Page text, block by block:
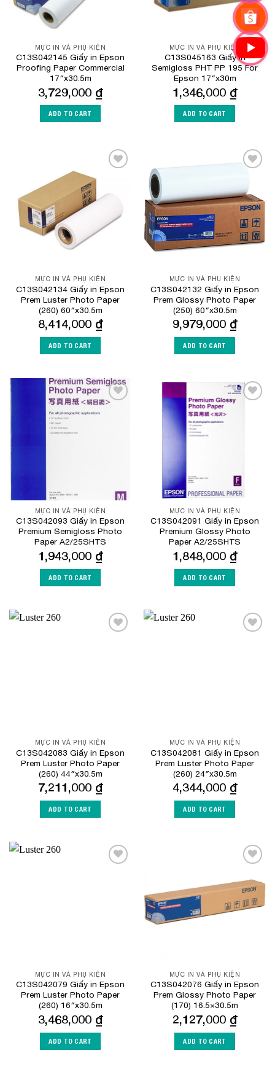
MỰC IN VÀ PHỤ KIỆN
C13S042145 Giấy in Epson
Proofing Paper Commercial
17″x30.5m
3,729,000 ₫
ADD TO CART
MỰC IN VÀ PHỤ KIỆN
C13S045163 Giấy in
Semigloss PHT PP 195 For
Epson 17″x30m
1,346,000 ₫
ADD TO CART
MỰC IN VÀ PHỤ KIỆN
C13S042134 Giấy in Epson
Prem Luster Photo Paper
(260) 60″x30.5m
8,414,000 ₫
ADD TO CART
MỰC IN VÀ PHỤ KIỆN
C13S042132 Giấy in Epson
Prem Glossy Photo Paper
(250) 60″x30.5m
9,979,000 ₫
ADD TO CART
Wishlist
MỰC IN VÀ PHỤ KIỆN
C13S042093 Giấy in Epson
Premium Semigloss Photo
Paper A2/25SHTS
1,943,000 ₫
ADD TO CART
MỰC IN VÀ PHỤ KIỆN
C13S042091 Giấy in Epson
Premium Glossy Photo
Paper A2/25SHTS
1,848,000 ₫
ADD TO CART
MỰC IN VÀ PHỤ KIỆN
C13S042083 Giấy in Epson
Prem Luster Photo Paper
(260) 44″x30.5m
7,211,000 ₫
ADD TO CART
MỰC IN VÀ PHỤ KIỆN
C13S042081 Giấy in Epson
Prem Luster Photo Paper
(260) 24″x30.5m
4,344,000 ₫
ADD TO CART
MỰC IN VÀ PHỤ KIỆN
C13S042079 Giấy in Epson
Prem Luster Photo Paper
(260) 16″x30.5m
3,468,000 ₫
ADD TO CART
Wishlist
MỰC IN VÀ PHỤ KIỆN
C13S042076 Giấy in Epson
Prem Glossy Photo Paper
(170) 16.5×30.5m
2,127,000 ₫
ADD TO CART